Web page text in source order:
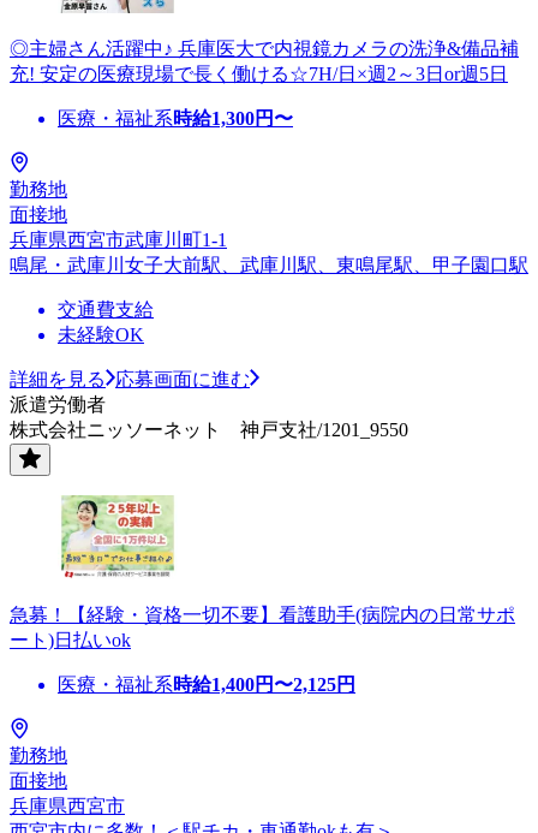
◎主婦さん活躍中♪ 兵庫医大で内視鏡カメラの洗浄&備品補
充! 安定の医療現場で長く働ける☆7H/日×週2～3日or週5日
医療・福祉系時給1,300円〜
勤務地
面接地
兵庫県西宮市武庫川町1-1
鳴尾・武庫川女子大前駅、武庫川駅、東鳴尾駅、甲子園口駅
交通費支給
未経験OK
詳細を見る
応募画面に進む
派遣労働者
株式会社ニッソーネット 神戸支社/1201_9550
急募！【経験・資格一切不要】看護助手(病院内の日常サポ
ート)日払いok
医療・福祉系時給1,400円〜2,125円
勤務地
面接地
兵庫県西宮市